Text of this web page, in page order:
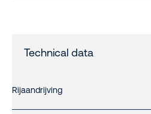
Technical data
Rijaandrijving